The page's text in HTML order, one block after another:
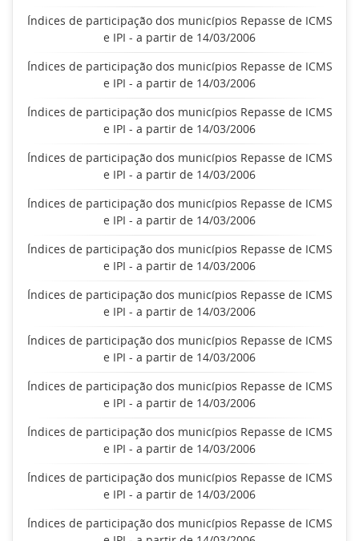
Índices de participação dos municípios Repasse de ICMS
e IPI - a partir de 14/03/2006
Índices de participação dos municípios Repasse de ICMS
e IPI - a partir de 14/03/2006
Índices de participação dos municípios Repasse de ICMS
e IPI - a partir de 14/03/2006
Índices de participação dos municípios Repasse de ICMS
e IPI - a partir de 14/03/2006
Índices de participação dos municípios Repasse de ICMS
e IPI - a partir de 14/03/2006
Índices de participação dos municípios Repasse de ICMS
e IPI - a partir de 14/03/2006
Índices de participação dos municípios Repasse de ICMS
e IPI - a partir de 14/03/2006
Índices de participação dos municípios Repasse de ICMS
e IPI - a partir de 14/03/2006
Índices de participação dos municípios Repasse de ICMS
e IPI - a partir de 14/03/2006
Índices de participação dos municípios Repasse de ICMS
e IPI - a partir de 14/03/2006
Índices de participação dos municípios Repasse de ICMS
e IPI - a partir de 14/03/2006
Índices de participação dos municípios Repasse de ICMS